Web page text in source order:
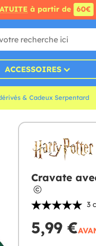
à partir de 60€
ACCESSOIRES
& Cadeux Serpentard
Cravate
3
5,99 €